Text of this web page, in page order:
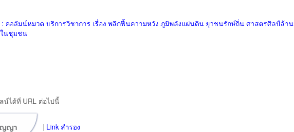
คอลัมน์หมวด บริการวิชาการ เรื่อง พลิกฟื้นความหวัง ภูมิพลังแผ่นดิน ยุวชนรักษ์ถิ่น ศาสตรศิลป์ล้า
ในชุมชน
น์ได้ที่ URL ต่อไปนี้
| Link สำรอง